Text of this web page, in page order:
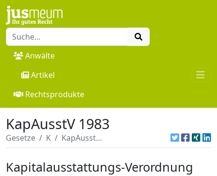
Anwälte
Artikel
Rechtsprodukte
KapAusstV 1983
Gesetze K KapAusstV 1983
Kapitalausstattungs-Verordnung